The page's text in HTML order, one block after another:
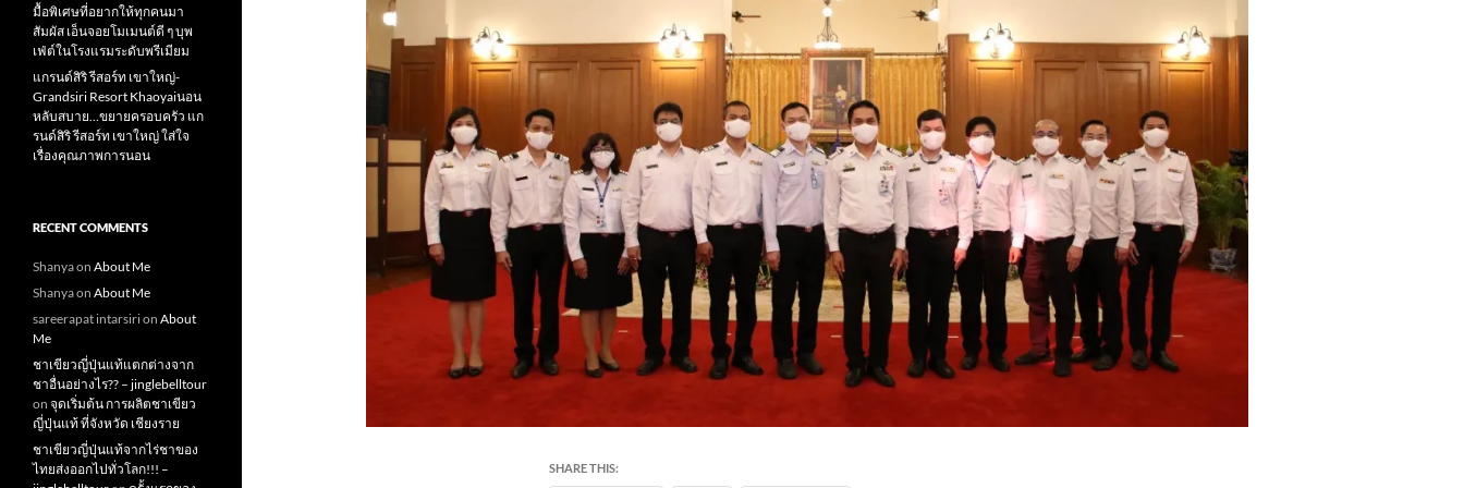
SHARE THIS:
มื้อพิเศษที่อยากให้ทุกคนมา
สัมผัส เอ็นจอยโมเมนต์ดี ๆ บุพ
เฟ่ต์ในโรงแรมระดับพรีเมียม
แกรนด์สิริ​ รีสอร์ท​ เขาใหญ่​-
Grandsiri​ Resort​ Khaoyaiนอน
หลับสบาย…ขยายครอบครัว แก
รนด์สิริ รีสอร์ท เขาใหญ่ ใส่ใจ
เรื่องคุณภาพการนอน
RECENT COMMENTS
Shanyaon About Me
Shanyaon About Me
sareerapat intarsirion About
Me
ชาเขียวญี่ปุ่นแท้แตกต่างจาก
ชาอื่นอย่างไร?? – jinglebelltour
on จุดเริ่มต้น การผลิตชาเขียว
ญี่ปุ่นแท้ ที่จังหวัด เชียงราย
ชาเขียวญี่ปุ่นแท้จากไร่ชาของ
ไทยส่งออกไปทั่วโลก!!! –